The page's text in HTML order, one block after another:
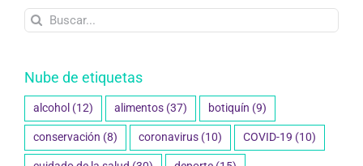
Buscar:
Nube de etiquetas
alcohol (12) alimentos (37) botiquín (9)
conservación (8) coronavirus (10) COVID-19 (10)